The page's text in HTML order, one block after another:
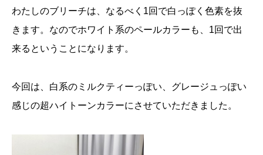
わたしのブリーチは、なるべく1回で白っぽく色素を抜
きます。なのでホワイト系のペールカラーも、1回で出
来るということになります。
今回は、白系のミルクティーっぽい、グレージュっぽい
感じの超ハイトーンカラーにさせていただきました。